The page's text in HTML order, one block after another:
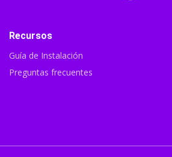
Recursos
Guía de Instalación
Preguntas frecuentes